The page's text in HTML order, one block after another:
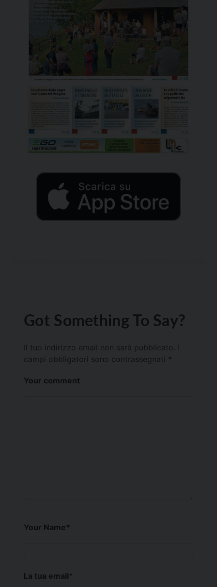
Got Something To Say?
Il tuo indirizzo email non sarà pubblicato.
campi obbligatori sono contrassegnati *
Your comment
Your Name*
La tua email*